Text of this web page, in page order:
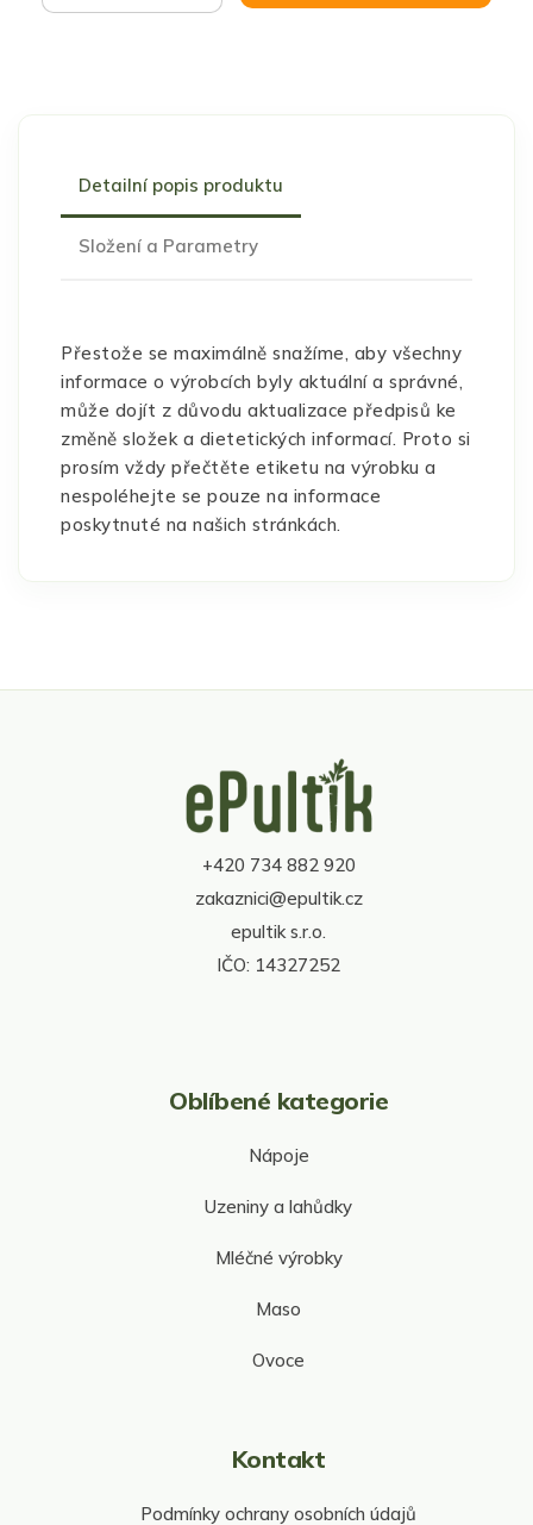
Detailní popis produktu
Složení a Parametry
Přestože se maximálně snažíme, aby všechny
informace o výrobcích byly aktuální a správné,
může dojít z důvodu aktualizace předpisů ke
změně složek a dietetických informací. Proto si
prosím vždy přečtěte etiketu na výrobku a
nespoléhejte se pouze na informace
poskytnuté na našich stránkách.
+420 734 882 920
zakaznici@epultik.cz
epultik s.r.o.
IČO: 14327252
Oblíbené kategorie
Nápoje
Uzeniny a lahůdky
Mléčné výrobky
Maso
Ovoce
Kontakt
Podmínky ochrany osobních údajů